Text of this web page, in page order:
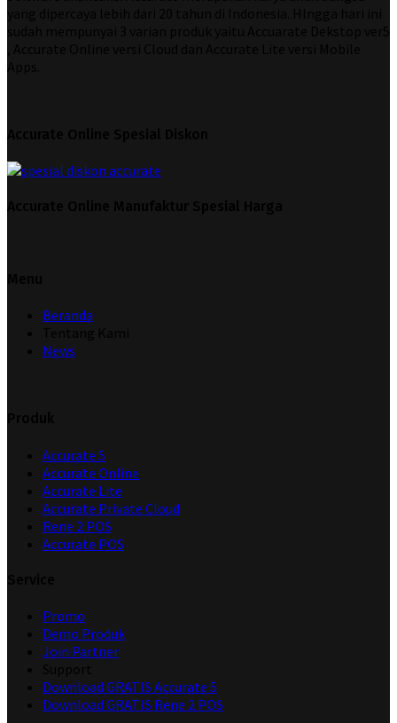
Beranda
News
Accurate 5
Accurate Online
Accurate Lite
Accurate Private Cloud
Rene 2 POS
Accurate POS
Promo
Demo Produk
Join Partner
Download GRATIS Accurate 5
Download GRATIS Rene 2 POS